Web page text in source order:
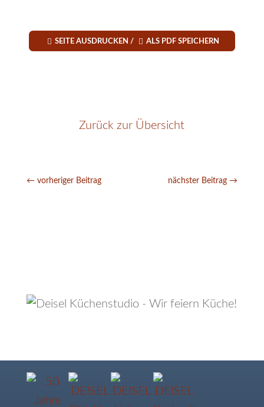
 SEITE AUSDRUCKEN /  ALS PDF SPEICHERN
Zurück zur Übersicht
← vorheriger Beitrag nächster Beitrag →